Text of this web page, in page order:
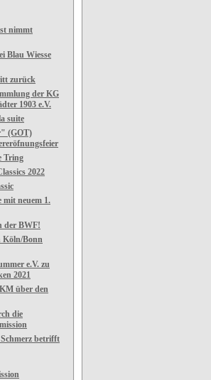
nimmt
Blau Wiesse
zurück
der KG
1903 e.V.
suite
(GOT)
Tring
2022
mit neuem 1.
der BWF!
Köln/Bonn
e.V. zu
2021
über den
die
betrifft